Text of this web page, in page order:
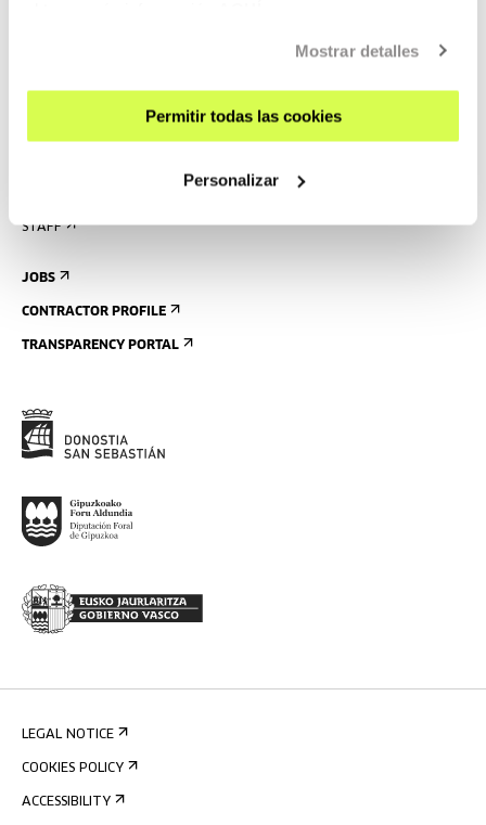
Mostrar detalles
Permitir todas las cookies
Personalizar
GET TO KNOW US
STAFF
JOBS
CONTRACTOR PROFILE
TRANSPARENCY PORTAL
LEGAL NOTICE
COOKIES POLICY
ACCESSIBILITY